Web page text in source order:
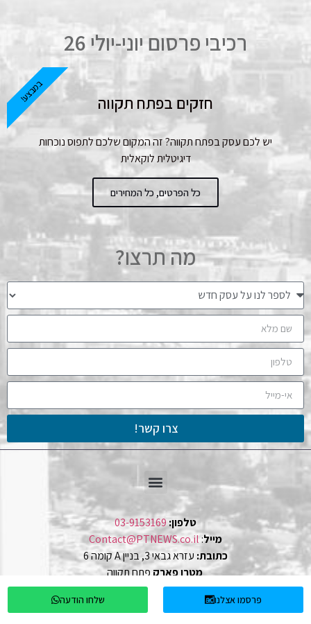
רכיבי פרסום יוני-יולי 26
חזקים בפתח תקווה
יש לכם עסק בפתח תקווה? זה המקום שלכם לתפוס נוכחות
דיגיטלית לוקאלית
כל הפרטים, כל המחירים
במבצע!
מה תרצו?
צרו קשר!
טלפון:03-9153169
מייל:
Contact@PTNEWS.co.il
כתובת: עזרא גבאי 3, בניין A קומה 6
מטרו פארקפתח תקווה
פרסמו אצלנו שלחו הודעה